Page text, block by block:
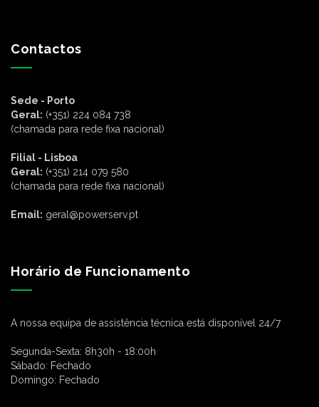
Contactos
Sede - Porto
Geral: (+351) 224 084 738
(chamada para rede fixa nacional)
Filial - Lisboa
Geral: (+351) 214 079 580
(chamada para rede fixa nacional)
Email: geral@powerserv.pt
Horário de Funcionamento
A nossa equipa de assistência técnica está disponível 24/7
Segunda-Sexta: 8h30h - 18:00h
Sábado: Fechado
Domingo: Fechado